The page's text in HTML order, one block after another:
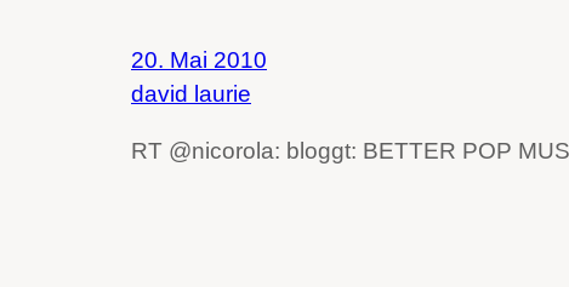
20. Mai 2010
david laurie
RT @nicorola: bloggt: BETTER POP